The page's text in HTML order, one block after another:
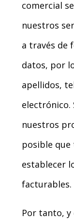
comercial
nuestros
a través de
datos, por
apellidos,
electrónico.
nuestros
posible
establecer
facturables.
Por tanto,